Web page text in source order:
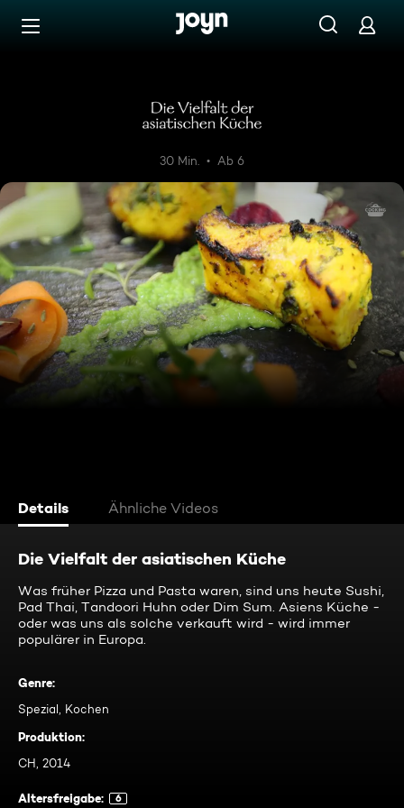
Zum Inhalt springen
Die Vielfalt der asiatischen
30 Min. Ab 6
Details Ähnliche Videos
Die Vielfalt der asiatischen Küche
Was früher Pizza und Pasta waren, sind uns heute Sushi,
Pad Thai, Tandoori Huhn oder Dim Sum. Asiens Küche -
oder was uns als solche verkauft wird - wird immer
populärer in Europa.
Genre:
Spezial, Kochen
Produktion:
CH, 2014
Altersfreigabe: 6